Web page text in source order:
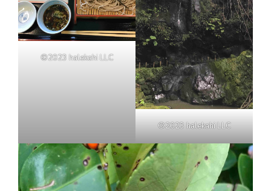
©2023 halekahi LLC
©2023 halekahi LLC